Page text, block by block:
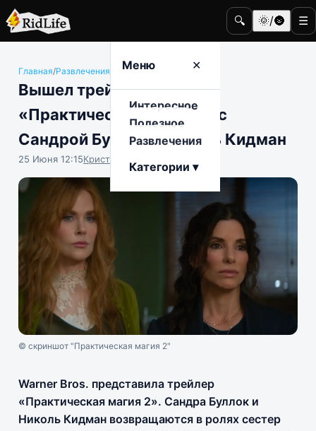
🔍 🌞/🌚 ☰
Меню ✕
Интересное
Полезное
Развлечения
Категории ▾
Главная/Развлечения Кино и телевидение
Вышел трейлер сиквела
«Практическая магия 2» с
Сандрой Буллок и Николь Кидман
25 Июня 12:15Кристина Логинова
© скриншот "Практическая магия 2"
Warner Bros. представила трейлер
«Практическая магия 2». Сандра Буллок и
Николь Кидман возвращаются в ролях сестер